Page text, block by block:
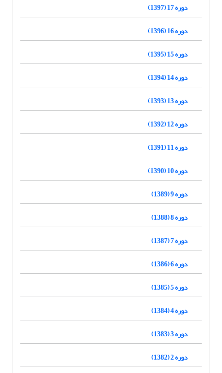
دوره 17 (1397)
دوره 16 (1396)
دوره 15 (1395)
دوره 14 (1394)
دوره 13 (1393)
دوره 12 (1392)
دوره 11 (1391)
دوره 10 (1390)
دوره 9 (1389)
دوره 8 (1388)
دوره 7 (1387)
دوره 6 (1386)
دوره 5 (1385)
دوره 4 (1384)
دوره 3 (1383)
دوره 2 (1382)